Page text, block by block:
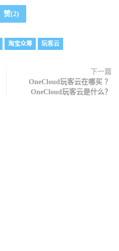
赞(2)
淘宝众筹 玩客云
下一篇
OneCloud玩客云在哪买 ？
OneCloud玩客云是什么？